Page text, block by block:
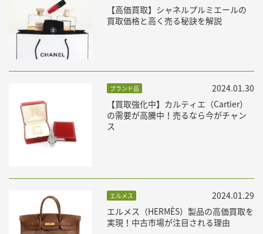
【高価買取】シャネルプルミエールの
買取価格と高く売る秘訣を解説
ブランド品
【買取強化中】カルティエ（Cartier）
の需要が高騰中！売るなら今がチャン
ス
2024.01.30
エルメス
エルメス（HERMÈS）製品の高価買取を
実現！中古市場が注目される理由
2024.01.29